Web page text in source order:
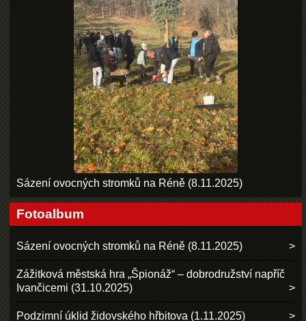
Sázení ovocných stromků na Réně (8.11.2025)
Fotoalbum
Sázení ovocných stromků na Réně (8.11.2025)
Zážitková městská hra „Špionáž“ – dobrodružství napříč
Ivančicemi (31.10.2025)
Podzimní úklid židovského hřbitova (1.11.2025)